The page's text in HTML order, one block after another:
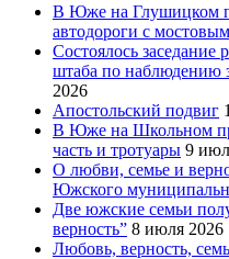
В Юже на Глушицком
автодороги с
Состоялось заседание
штаба по наблюдению
2026
Апостольский подвиг
В Юже на Школьном
часть и тротуары 9
О любви, семье и
Южского
Две южские семьи
верность” 8 июля 2026
Любовь, верность,